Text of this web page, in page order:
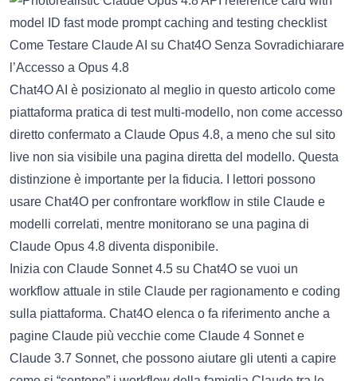
Come Testare Claude AI su Chat4O Senza Sovradichiarare
l’Accesso a Opus 4.8
Chat4O AI è posizionato al meglio in questo articolo come
piattaforma pratica di test multi-modello, non come accesso
diretto confermato a Claude Opus 4.8, a meno che sul sito
live non sia visibile una pagina diretta del modello. Questa
distinzione è importante per la fiducia. I lettori possono
usare Chat4O per confrontare workflow in stile Claude e
modelli correlati, mentre monitorano se una pagina di
Claude Opus 4.8 diventa disponibile.
Inizia con Claude Sonnet 4.5 su Chat4O se vuoi un
workflow attuale in stile Claude per ragionamento e coding
sulla piattaforma. Chat4O elenca o fa riferimento anche a
pagine Claude più vecchie come Claude 4 Sonnet e
Claude 3.7 Sonnet, che possono aiutare gli utenti a capire